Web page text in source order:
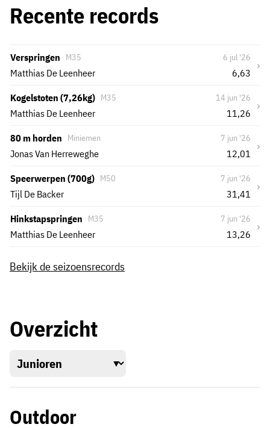
Recente records
Verspringen
Matthias De Leenheer
M35
6,63
6 jul '26 ›
Kogelstoten (7,26kg)
Matthias De Leenheer
M35
11,26
14 jun '26 ›
80 m horden
Jonas Van Herreweghe
Miniemen
12,01
7 jun '26 ›
Speerwerpen (700g)
Tijl De Backer
M50
31,41
7 jun '26 ›
Hinkstapspringen
Matthias De Leenheer
M35
13,26
7 jun '26 ›
Bekijk de seizoensrecords
Overzicht
Outdoor